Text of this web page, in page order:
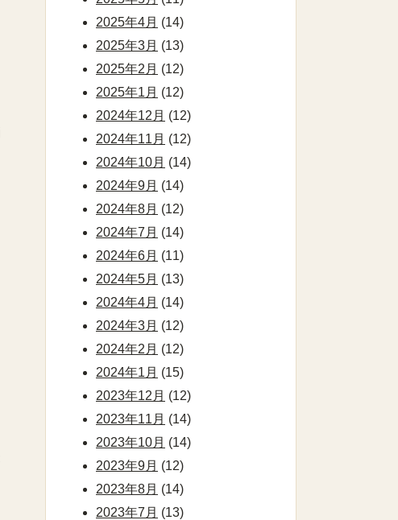
2025年4月 (14)
2025年3月 (13)
2025年2月 (12)
2025年1月 (12)
2024年12月 (12)
2024年11月 (12)
2024年10月 (14)
2024年9月 (14)
2024年8月 (12)
2024年7月 (14)
2024年6月 (11)
2024年5月 (13)
2024年4月 (14)
2024年3月 (12)
2024年2月 (12)
2024年1月 (15)
2023年12月 (12)
2023年11月 (14)
2023年10月 (14)
2023年9月 (12)
2023年8月 (14)
2023年7月 (13)